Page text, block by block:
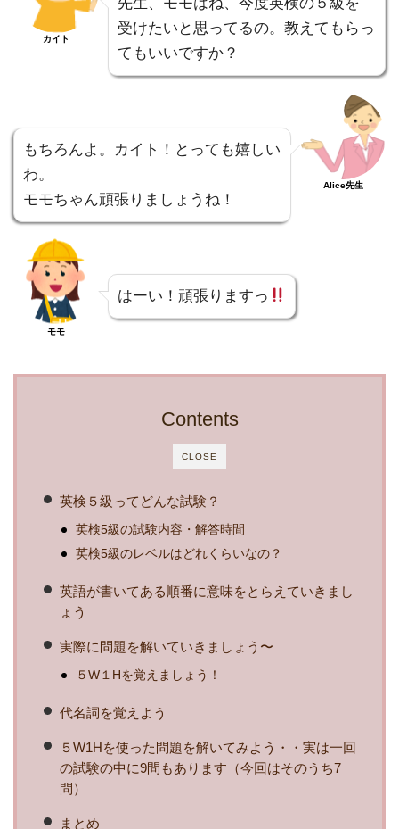
カイト
先生、モモはね、今度英検の５級を
受けたいと思ってるの。教えてもらっ
てもいいですか？
もちろんよ。カイト！とっても嬉しい
わ。
モモちゃん頑張りましょうね！
Alice先生
モモ
はーい！頑張りますっ
CLOSE
Contents
英検５級ってどんな試験？
英検5級の試験内容・解答時間
英検5級のレベルはどれくらいなの？
英語が書いてある順番に意味をとらえていきまし
ょう
実際に問題を解いていきましょう〜
５W１Hを覚えましょう！
代名詞を覚えよう
５W1Hを使った問題を解いてみよう・・実は一回
の試験の中に9問もあります（今回はそのうち7
問）
まとめ